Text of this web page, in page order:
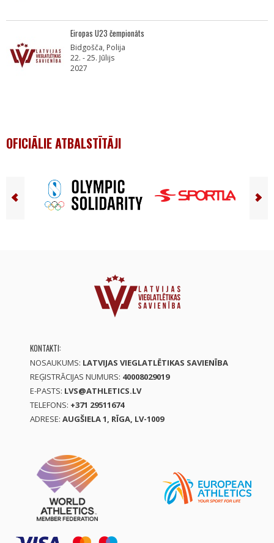
Eiropas U23 čempionāts
Bidgošča, Polija
22. - 25. Jūlijs
2027
OFICIĀLIE ATBALSTĪTĀJI
KONTAKTI:
NOSAUKUMS: LATVIJAS VIEGLATLĒTIKAS SAVIENĪBA
REĢISTRĀCIJAS NUMURS: 40008029019
E-PASTS: LVS@ATHLETICS.LV
TELEFONS: +371 29511674
ADRESE: AUGŠIELA 1, RĪGA, LV-1009